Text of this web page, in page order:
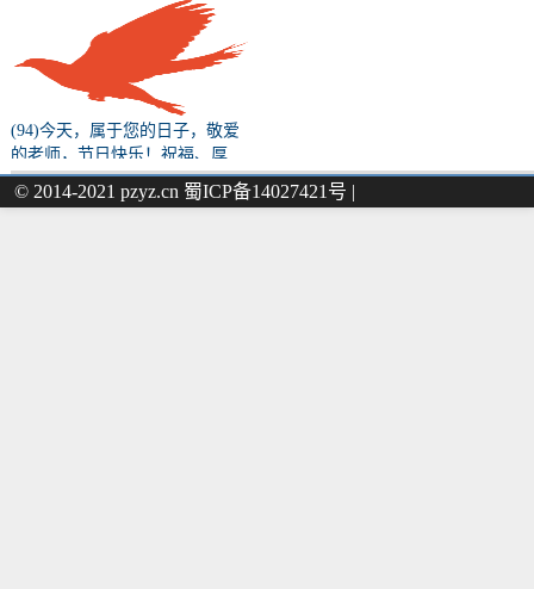
(94)今天，属于您的日子，敬爱
的老师，节日快乐！祝福、厚
望、初心、使命……都请您收
下！（原文转载）
© 2014-2021 pzyz.cn 蜀ICP备14027421号 |